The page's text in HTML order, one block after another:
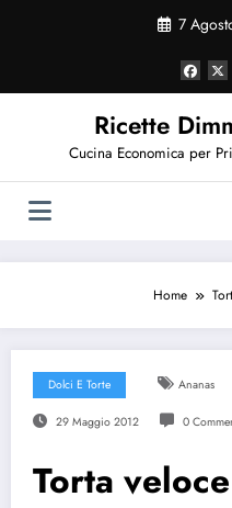
7
Ricette
Cucina Economica per
Home
Dolci E Torte Ananas
29 Maggio 2012 0
Torta